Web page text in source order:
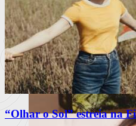
“Olhar o Sol” estreia na